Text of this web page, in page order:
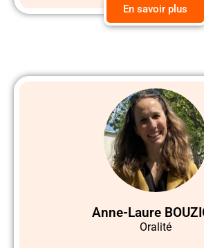
En savoir plus
Anne-Laure
Oralité